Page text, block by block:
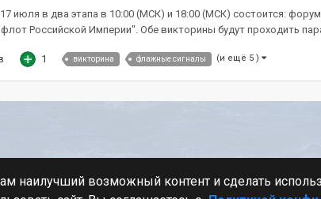
июля в два этапа в 10:00 (МСК) и 18:00 (МСК) состоится:
Российской Империи". Обе викторины будут проходить
1 викторина флажные сигналы (и ещё 5 )
наилучший возможный контент и сделать